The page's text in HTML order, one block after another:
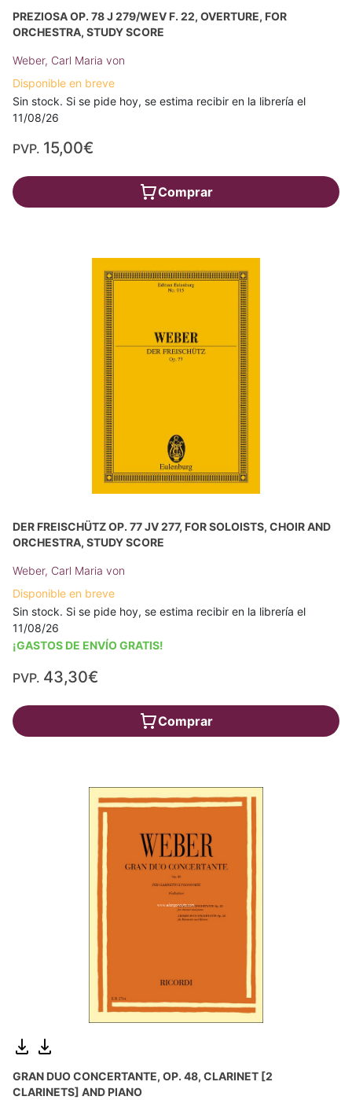
PREZIOSA OP. 78 J 279/WEV F. 22, OVERTURE, FOR
ORCHESTRA, STUDY SCORE
Weber, Carl Maria von
Disponible en breve
Sin stock. Si se pide hoy, se estima recibir en la librería el
11/08/26
PVP. 15,00€
Comprar
DER FREISCHÜTZ OP. 77 JV 277, FOR SOLOISTS, CHOIR AND
ORCHESTRA, STUDY SCORE
Weber, Carl Maria von
Disponible en breve
Sin stock. Si se pide hoy, se estima recibir en la librería el
11/08/26
¡GASTOS DE ENVÍO GRATIS!
PVP. 43,30€
Comprar
GRAN DUO CONCERTANTE, OP. 48, CLARINET [2
CLARINETS] AND PIANO